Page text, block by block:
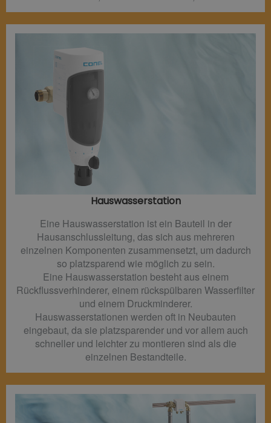
Hauswasserstation
Eine Hauswasserstation ist ein Bauteil in der
Hausanschlussleitung, das sich aus mehreren
einzelnen Komponenten zusammensetzt, um dadurch
so platzsparend wie möglich zu sein.
Eine Hauswasserstation besteht aus einem
Rückflussverhinderer, einem rückspülbaren Wasserfilter
und einem Druckminderer.
Hauswasserstationen werden oft in Neubauten
eingebaut, da sie platzsparender und vor allem auch
schneller und leichter zu montieren sind als die
einzelnen Bestandteile.